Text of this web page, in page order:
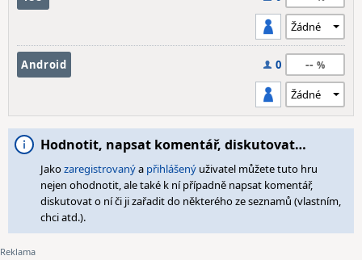
Android 0 --
Hodnotit, napsat komentář, diskutovat…
Jakozaregistrovanýa přihlášený uživatel můžete tuto hru
nejen ohodnotit, ale také k ní případně napsat komentář,
diskutovat o ní či ji zařadit do některého ze seznamů (vlastním,
chci atd.).